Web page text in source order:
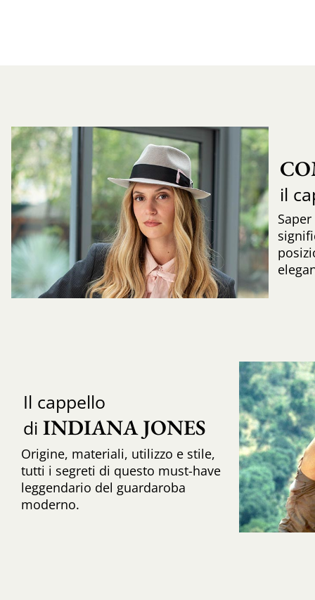
il
Il cappello
di INDIANA JONES
Origine, materiali, utilizzo e stile,
tutti i segreti di questo must-have
leggendario del guardaroba
moderno.